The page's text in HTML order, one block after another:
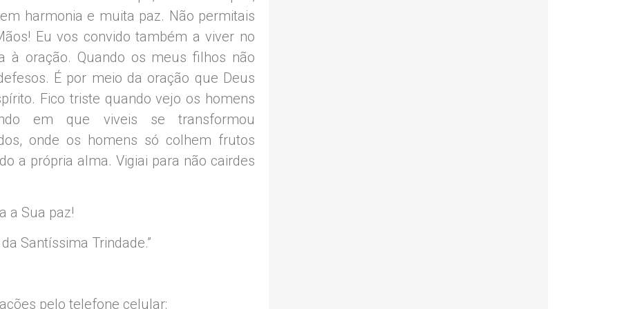
harmonia e muita paz. Não permitais
Eu vos convido também a viver no
à oração. Quando os meus filhos não
É por meio da oração que Deus
Fico triste quando vejo os homens
em que viveis se transformou
onde os homens só colhem frutos
a própria alma. Vigiai para não cairdes
a Sua paz!
Santíssima Trindade.”
pelo telefone celular: